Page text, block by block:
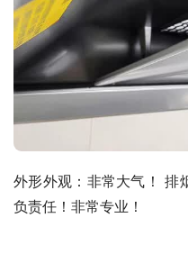
外形外观：非常大气！ 排
负责任！非常专业！